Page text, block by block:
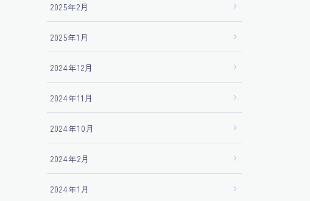
2025年2月
2025年1月
2024年12月
2024年11月
2024年10月
2024年2月
2024年1月